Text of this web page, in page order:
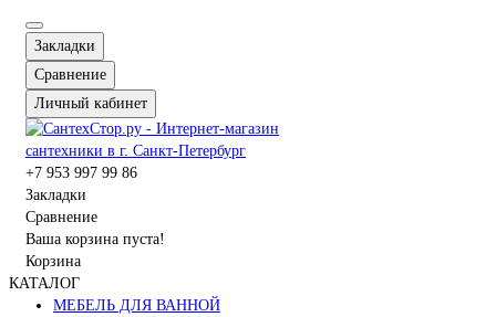
Закладки
Сравнение
Личный кабинет
+7 953 997 99 86
Закладки
Сравнение
Ваша корзина пуста!
Корзина
КАТАЛОГ
МЕБЕЛЬ ДЛЯ ВАННОЙ